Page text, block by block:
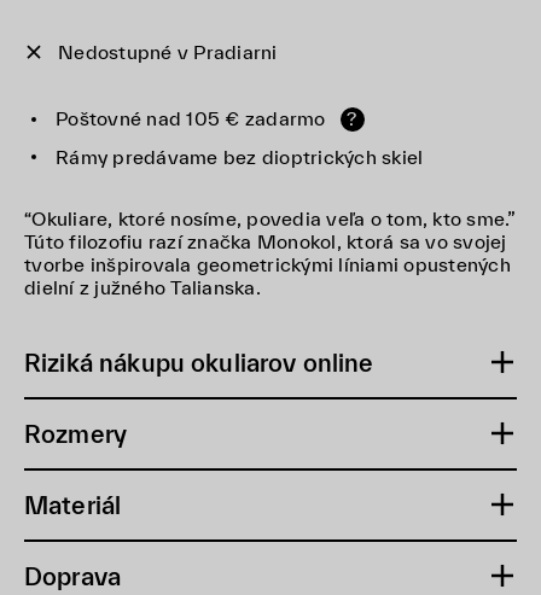
Nedostupné v Pradiarni
Poštovné nad 105 € zadarmo
?
Rámy predávame bez dioptrických skiel
“Okuliare, ktoré nosíme, povedia veľa o tom, kto sme.”
Túto filozofiu razí značka Monokol, ktorá sa vo svojej
tvorbe inšpirovala geometrickými líniami opustených
dielní z južného Talianska.
Riziká nákupu okuliarov online
Rozmery
Materiál
Doprava